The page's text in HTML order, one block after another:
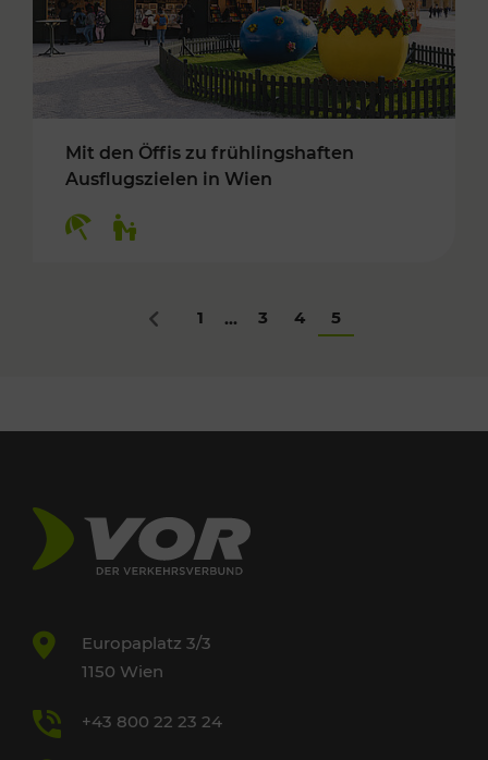
Mit den Öffis zu frühlingshaften
Ausflugszielen in Wien
Zurück
1 ... 3 4 5
Europaplatz 3/3
1150 Wien
+43 800 22 23 24